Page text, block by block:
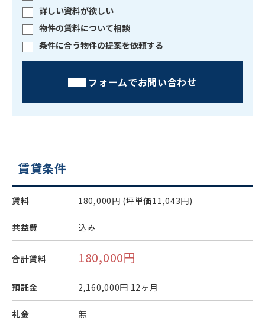
詳しい資料が欲しい
物件の賃料について相談
条件に合う物件の提案を依頼する
フォームでお問い合わせ
賃貸条件
賃料 180,000円 (坪単価11,043円)
共益費 込み
合計賃料 180,000円
預託金 2,160,000円 12ヶ月
礼金 無